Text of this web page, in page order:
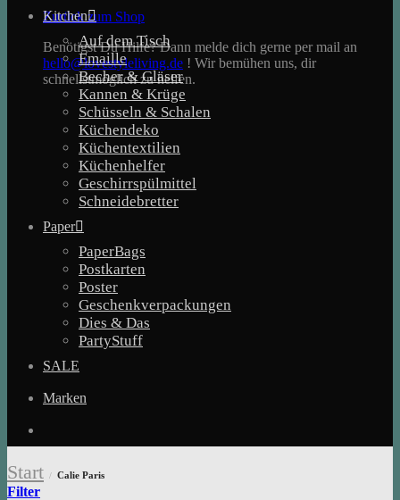
Zurück zum Shop
Benötigst Du Hilfe? Dann melde dich gerne per mail an
hello@lovestyleliving.de ! Wir bemühen uns, dir
schnellstmöglich zu helfen.
Kitchen
Auf dem Tisch
Emaille
Becher & Gläser
Kannen & Krüge
Schüsseln & Schalen
Küchendeko
Küchentextilien
Küchenhelfer
Geschirrspülmittel
Schneidebretter
Paper
PaperBags
Postkarten
Poster
Geschenkverpackungen
Dies & Das
PartyStuff
SALE
Marken
Start / Calie Paris
Filter